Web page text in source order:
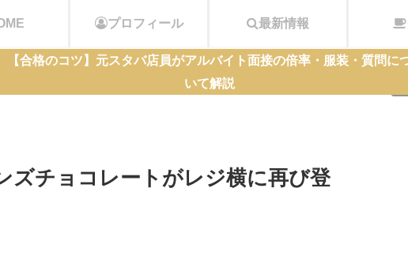
プロフィール 最新情報
【合格のコツ】元スタバ店員がアルバイト面接の倍率・服装・質問に
いて解説
ズチョコレートがレジ横に再び登